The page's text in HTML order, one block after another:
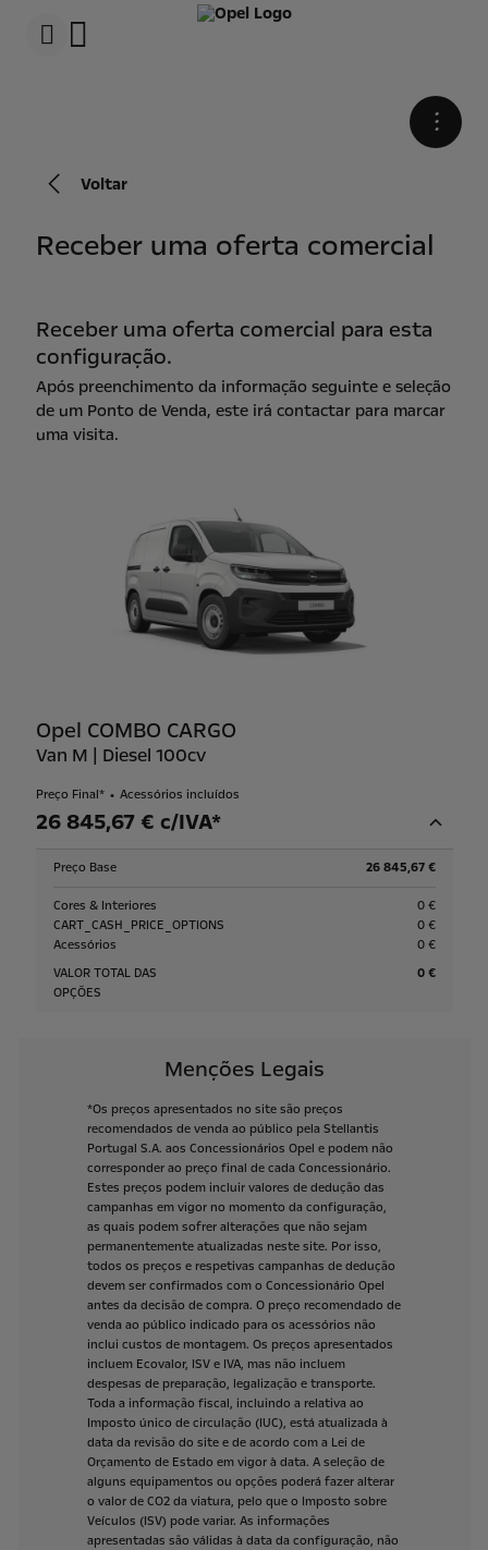
•
Voltar
Receber uma oferta comercial
Receber uma oferta comercial para esta
configuração.
Após preenchimento da informação seguinte e seleção
de um Ponto de Venda, este irá contactar para marcar
uma visita.
Opel COMBO CARGO
Van M | Diesel 100cv
Preço Final* Acessórios incluídos
26 845,67 € c/IVA*
Preço Base 26 845,67 €
Cores & Interiores
0 €
CART_CASH_PRICE_OPTIONS
0 €
Acessórios
0 €
VALOR TOTAL DAS
OPÇÕES
0 €
Menções Legais
*Os preços apresentados no site são preços
recomendados de venda ao público pela Stellantis
Portugal S.A. aos Concessionários Opel e podem não
corresponder ao preço final de cada Concessionário.
Estes preços podem incluir valores de dedução das
campanhas em vigor no momento da configuração,
as quais podem sofrer alterações que não sejam
permanentemente atualizadas neste site. Por isso,
todos os preços e respetivas campanhas de dedução
devem ser confirmados com o Concessionário Opel
antes da decisão de compra. O preço recomendado de
venda ao público indicado para os acessórios não
inclui custos de montagem. Os preços apresentados
incluem Ecovalor, ISV e IVA, mas não incluem
despesas de preparação, legalização e transporte.
Toda a informação fiscal, incluindo a relativa ao
Imposto único de circulação (IUC), está atualizada à
data da revisão do site e de acordo com a Lei de
Orçamento de Estado em vigor à data. A seleção de
alguns equipamentos ou opções poderá fazer alterar
o valor de CO2 da viatura, pelo que o Imposto sobre
Veículos (ISV) pode variar. As informações
apresentadas são válidas à data da configuração, não